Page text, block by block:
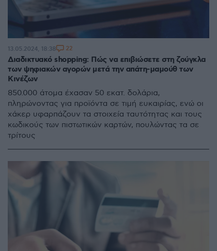
Διαδικτυακό shopping: Πώς να επιβιώσετε στη ζούγκλα
των ψηφιακών αγορών μετά την απάτη-μαμούθ των
Κινέζων
850.000 άτομα έχασαν 50 εκατ. δολάρια,
πληρώνοντας για προϊόντα σε τιμή ευκαιρίας, ενώ οι
χάκερ υφαρπάζουν τα στοιχεία ταυτότητας και τους
κωδικούς των πιστωτικών καρτών, πουλώντας τα σε
τρίτους
13.05.2024, 18:38 22